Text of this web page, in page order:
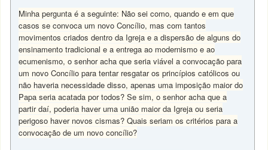
Minha pergunta é a seguinte: Não sei como, quando e em que
casos se convoca um novo Concílio, mas com tantos
movimentos criados dentro da Igreja e a dispersão de alguns do
ensinamento tradicional e a entrega ao modernismo e ao
ecumenismo, o senhor acha que seria viável a convocação para
um novo Concílio para tentar resgatar os princípios católicos ou
não haveria necessidade disso, apenas uma imposição maior do
Papa seria acatada por todos? Se sim, o senhor acha que a
partir daí, poderia haver uma união maior da Igreja ou seria
perigoso haver novos cismas? Quais seriam os critérios para a
convocação de um novo concílio?